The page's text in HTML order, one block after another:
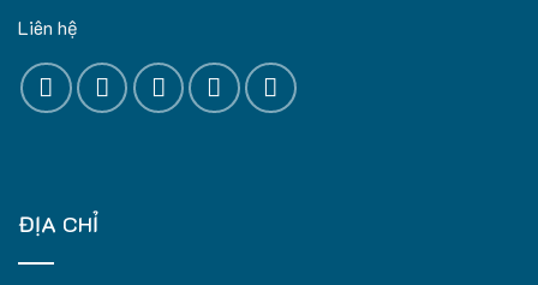
Liên hệ
ĐỊA CHỈ